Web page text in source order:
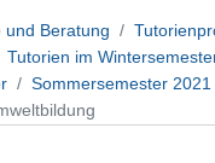
und Beratung
Tutorien im
Sommersemester 2021